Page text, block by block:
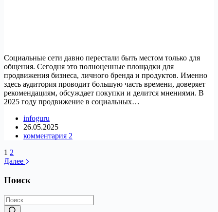
Социальные сети давно перестали быть местом только для
общения. Сегодня это полноценные площадки для
продвижения бизнеса, личного бренда и продуктов. Именно
здесь аудитория проводит большую часть времени, доверяет
рекомендациям, обсуждает покупки и делится мнениями. В
2025 году продвижение в социальных…
infoguru
26.05.2025
комментария 2
1 2
Далее
Поиск